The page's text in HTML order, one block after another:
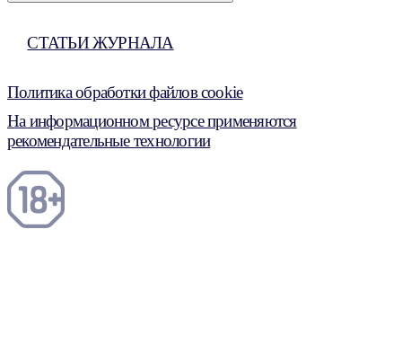
СТАТЬИ ЖУРНАЛА
Политика обработки файлов cookie
На информационном ресурсе применяются
рекомендательные технологии